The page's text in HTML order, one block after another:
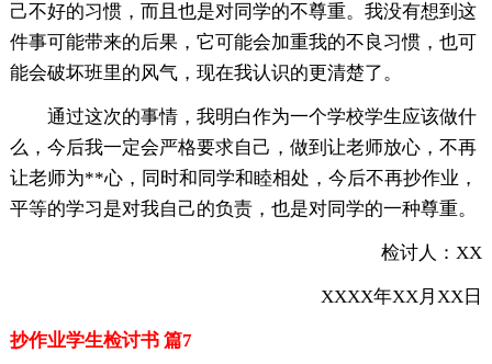
己不好的习惯，而且也是对同学的不尊重。我没有想到这
件事可能带来的后果，它可能会加重我的不良习惯，也可
能会破坏班里的风气，现在我认识的更清楚了。
通过这次的事情，我明白作为一个学校学生应该做什
么，今后我一定会严格要求自己，做到让老师放心，不再
让老师为**心，同时和同学和睦相处，今后不再抄作业，
平等的学习是对我自己的负责，也是对同学的一种尊重。
检讨人：XX
XXXX年XX月XX日
抄作业学生检讨书 篇7